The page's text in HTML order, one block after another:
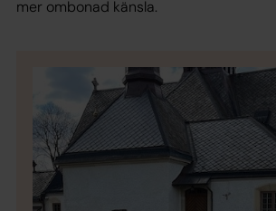
mer ombonad känsla.